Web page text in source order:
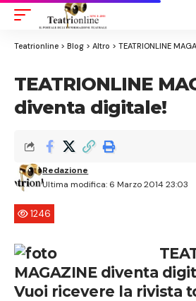
Teatrionline > Blog > Altro > TEATRIONLINE
TEATRIONLINE
diventa digitale!
Ultima modifica: 6 Marzo 2014 23:03
Redazione
1246
MAGAZINE diventa
Vuoi ricevere la rivista